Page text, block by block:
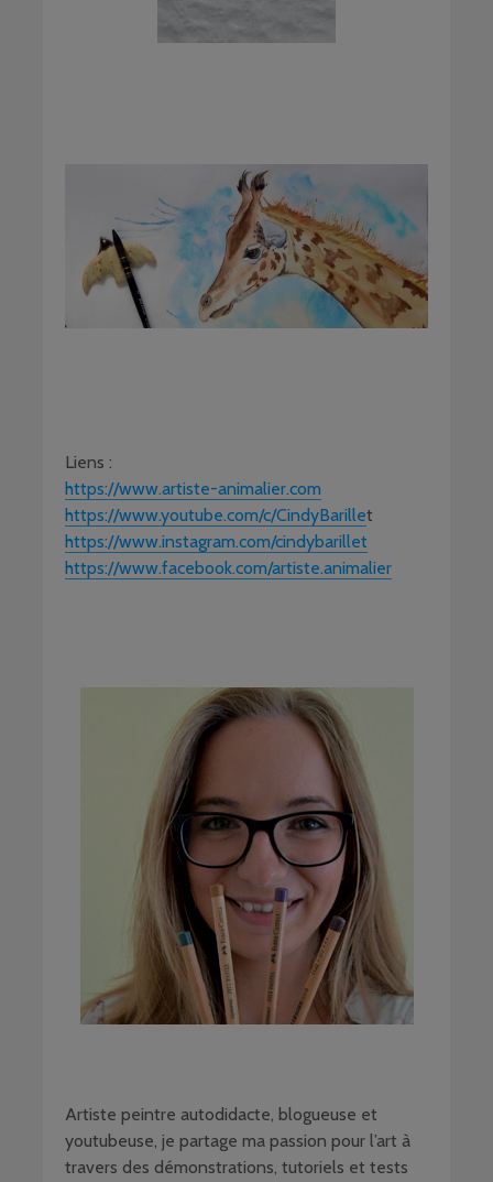
Liens :
https://www.artiste-animalier.com
https://www.youtube.com/c/CindyBarillet
https://www.instagram.com/cindybarillet
https://www.facebook.com/artiste.animalier
Artiste peintre autodidacte, blogueuse et
youtubeuse, je partage ma passion pour l’art à
travers des démonstrations, tutoriels et tests